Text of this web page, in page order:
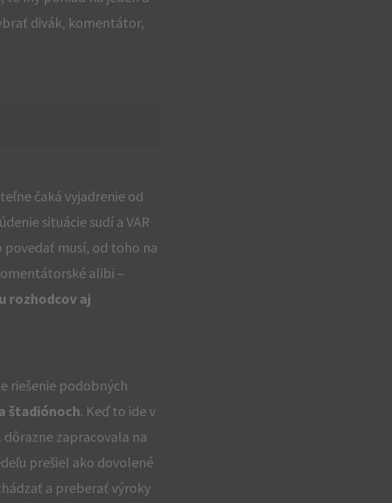
divák, komentátor,
čaká vyjadrenie od
situácie sudí a VAR
povedať musí, od toho na
alibi –
rozhodcov aj
riešenie podobných
štadiónoch. Keď to ide v
zapracovala na
prešiel ako dovolené
a preberať výroky